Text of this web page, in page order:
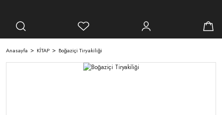
Anasayfa KİTAP Boğaziçi Tiryakiliği